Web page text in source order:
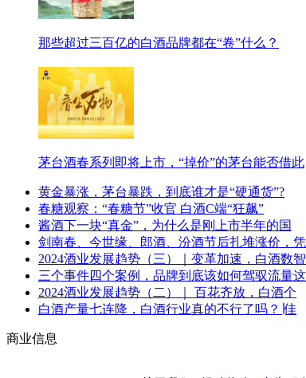
那些超过三百亿的白酒品牌都在“卷”什么？
茅台酒春系列即将上市，“掉价”的茅台能否借此
黄金暴涨，茅台暴跌，到底谁才是“硬通货”?
春糖观察：“春糖节”收官 白酒C端“狂飙”
酱酒下一块“真金”，为什么是刚上市半年的国
剑南春、今世缘、郎酒、汾酒节后扎堆涨价，凭
2024酒业发展趋势（三）｜变革加速，白酒数智
三个事件四个案例，品牌到底该如何驾驭流量这
2024酒业发展趋势（二）｜ 百花齐放，白酒个
白酒产量七连降，白酒行业真的不行了吗？∣佳
商业信息